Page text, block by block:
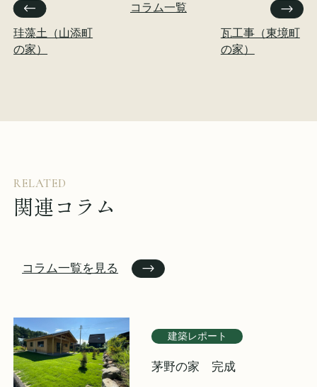
珪藻土（山添町
の家）
コラム一覧
瓦工事（東境町
の家）
RELATED
関連コラム
コラム一覧を見る
建築レポート
茅野の家 完成